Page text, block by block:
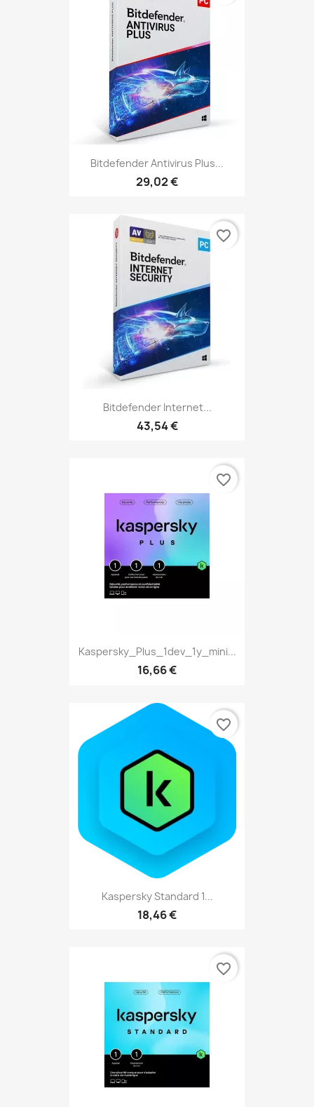
Bitdefender Antivirus Plus...
29,02 €
Bitdefender Internet...
43,54 €
favorite_border
Kaspersky_Plus_1dev_1y_mini...
16,66 €
favorite_border
Kaspersky Standard 1...
18,46 €
favorite_border
favorite_border